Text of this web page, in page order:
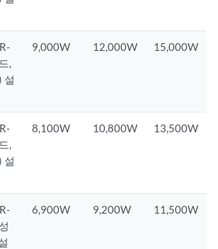
,
설
9,000W 12,000W 15,000W
,
설
8,100W 10,800W 13,500W
6,900W 9,200W 11,500W